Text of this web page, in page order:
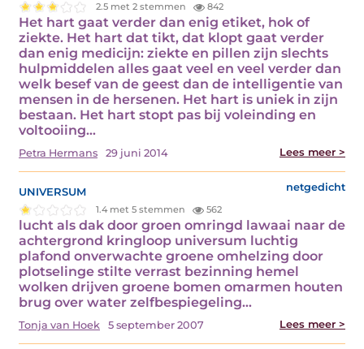
2.5 met 2 stemmen 842
Het hart gaat verder dan enig etiket, hok of
ziekte. Het hart dat tikt, dat klopt gaat verder
dan enig medicijn: ziekte en pillen zijn slechts
hulpmiddelen alles gaat veel en veel verder dan
welk besef van de geest dan de intelligentie van
mensen in de hersenen. Het hart is uniek in zijn
bestaan. Het hart stopt pas bij voleinding en
voltooiing…
Petra Hermans 29 juni 2014 Lees meer >
universum netgedicht
1.4 met 5 stemmen 562
lucht als dak door groen omringd lawaai naar de
achtergrond kringloop universum luchtig
plafond onverwachte groene omhelzing door
plotselinge stilte verrast bezinning hemel
wolken drijven groene bomen omarmen houten
brug over water zelfbespiegeling…
Tonja van Hoek 5 september 2007 Lees meer >